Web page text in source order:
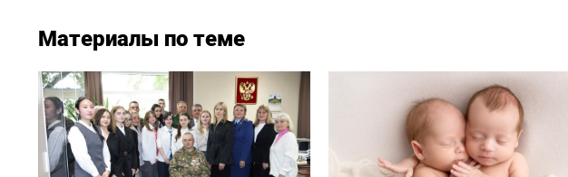
Материалы по теме